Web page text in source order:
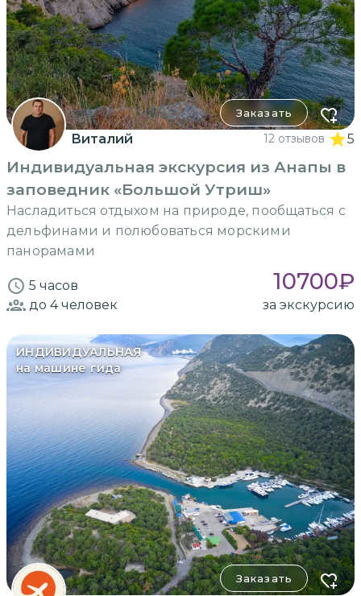
Заказать
Виталий 12 отзывов 5
Индивидуальная экскурсия из Анапы в
заповедник «Большой Утриш»
Насладиться отдыхом на природе, пообщаться с
дельфинами и полюбоваться морскими
панорамами
5 часов 10700₽
до 4человек за экскурсию
ИНДИВИДУАЛЬНАЯ
на машине гида
Заказать